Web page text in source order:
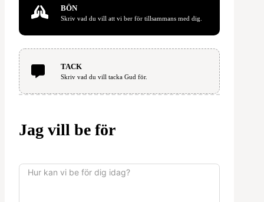
BÖN
Skriv vad du vill att vi ber för tillsammans med dig.
TACK
Skriv vad du vill tacka Gud för.
Jag vill be för